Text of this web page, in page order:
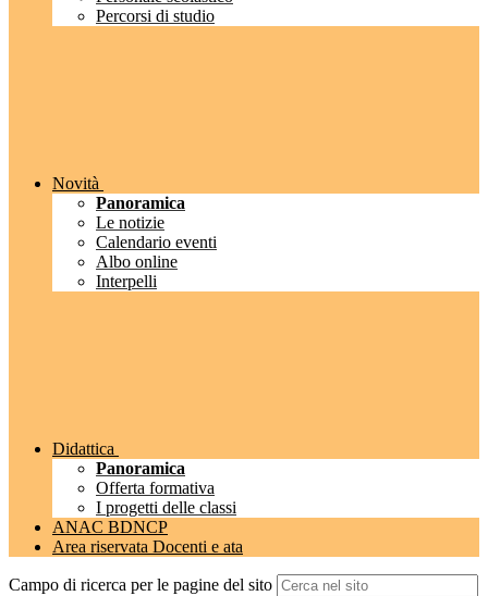
Percorsi di studio
Novità
Panoramica
Le notizie
Calendario eventi
Albo online
Interpelli
Didattica
Panoramica
Offerta formativa
I progetti delle classi
ANAC BDNCP
Area riservata Docenti e ata
Campo di ricerca per le pagine del sito